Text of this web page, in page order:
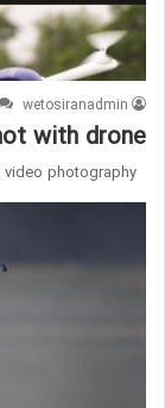
wetosiranadmin
with drone